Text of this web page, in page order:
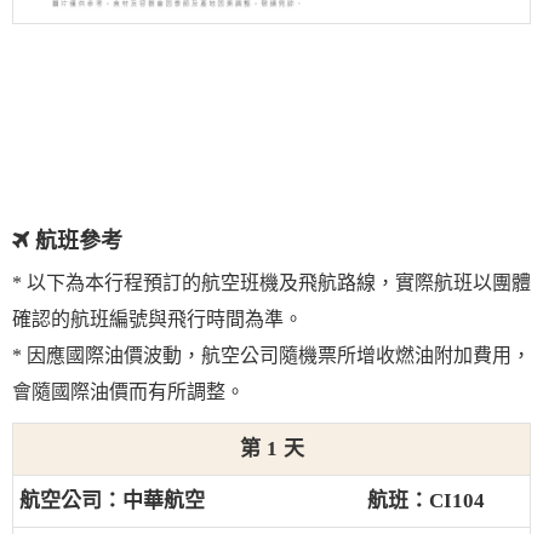
航班參考
* 以下為本行程預訂的航空班機及飛航路線，實際航班以團體
確認的航班編號與飛行時間為準。
* 因應國際油價波動，航空公司隨機票所增收燃油附加費用，
會隨國際油價而有所調整。
1
中華航空 CI104